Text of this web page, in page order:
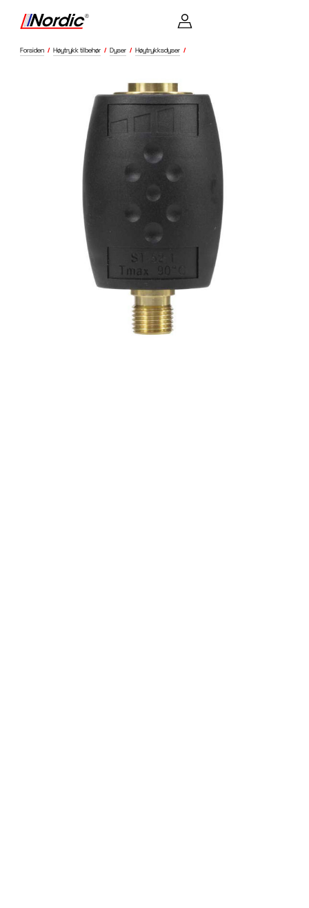
Forsiden / Høytrykk tilbehør / Dyser / Høytrykksdyser /